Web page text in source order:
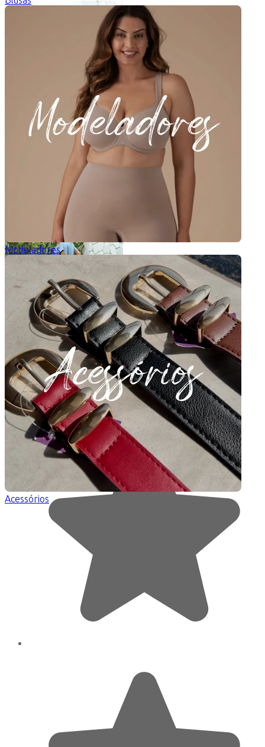
Modeladores
Acessórios
Vestido Plissado Agnes
5 de 5